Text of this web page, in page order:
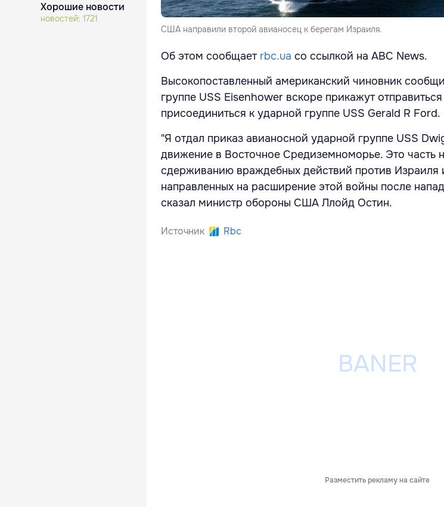
Хорошие новости
новостей: 1721
США направили второй авианосец к берегам Израиля.
Об этом сообщает rbc.ua со ссылкой на ABC News.
Высокопоставленный американский чиновник
группе USS Eisenhower вскоре прикажут
присоединиться к ударной группе USS Gerald R Ford.
"Я отдал приказ авианосной ударной группе USS
движение в Восточное Средиземноморье. Это часть
сдерживанию враждебных действий против Израиля
направленных на расширение этой войны после
сказал министр обороны США Ллойд Остин.
Источник Rbc
Разместить рекламу на сайте